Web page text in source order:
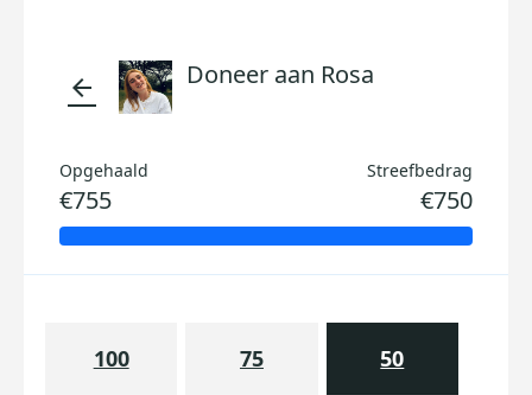
arrow_back Doneer aan Rosa
Opgehaald
€755
Streefbedrag
€750
100 75 50